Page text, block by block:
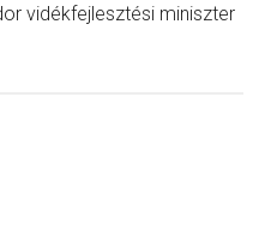
vidékfejlesztési miniszter